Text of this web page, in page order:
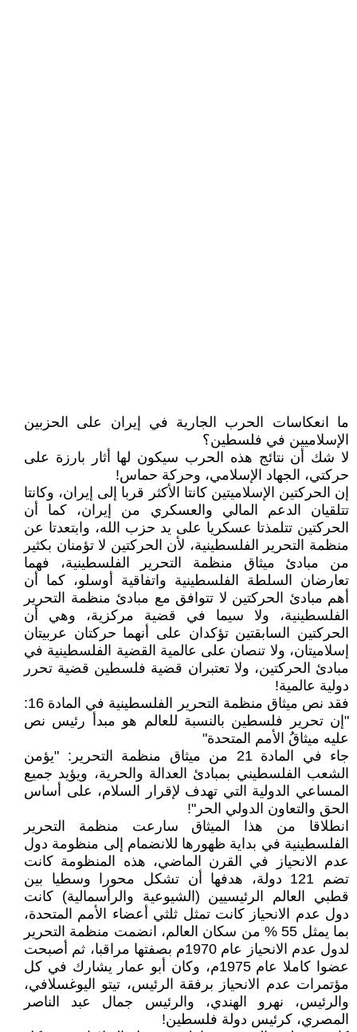
ما انعكاسات الحرب الجارية في إيران على الحزبين
الإسلاميين في فلسطين؟
لا شك أن نتائج هذه الحرب سيكون لها أثار بارزة على
حركتي، الجهاد الإسلامي، وحركة حماس!
إن الحركتين الإسلاميتين كانتا الأكثر قربا إلى إيران، وكانتا
تتلقيان الدعم المالي والعسكري من إيران، كما أن
الحركتين تتلمذتا عسكريا على يد حزب الله، وابتعدتا عن
منظمة التحرير الفلسطينية، لأن الحركتين لا تؤمنان بكثير
من مبادئ ميثاق منظمة التحرير الفلسطينية، فهما
تعارضان السلطة الفلسطينية واتفاقية أوسلو، كما أن
أهم مبادئ الحركتين لا تتوافق مع مبادئ منظمة التحرير
الفلسطينية، ولا سيما في قضية مركزية، وهي أن
الحركتين السابقتين تؤكدان على أنهما حركتان عربيتان
إسلاميتان، ولا تنصان على عالمية القضية الفلسطينية في
مبادئ الحركتين، ولا تعتبران قضية فلسطين قضية تحرر
دولية عالمية!
فقد نص ميثاق منظمة التحرير الفلسطينية في المادة 16:
"إن تحرير فلسطين بالنسبة للعالم هو مبدأ رئيس نص
عليه ميثاقُ الأمم المتحدة"
جاء في المادة 21 من ميثاق منظمة التحرير: "يؤمن
الشعب الفلسطيني بمبادئ العدالة والحرية، ويؤيد جميع
المساعي الدولية التي تهدف لإقرار السلام، على أساس
الحق والتعاون الدولي الحر"!
انطلاقا من هذا الميثاق سارعت منظمة التحرير
الفلسطينية في بداية ظهورها للانضمام إلى منظومة دول
عدم الانحياز في القرن الماضي، هذه المنظومة كانت
تضم 121 دولة، هدفها أن تشكل محورا وسطيا بين
قطبي العالم الرئيسيين (الشيوعية والرأسمالية) كانت
دول عدم الانحياز كانت تمثل ثلثي أعضاء الأمم المتحدة،
بما يمثل 55 % من سكان العالم، انضمت منظمة التحرير
لدول عدم الانحياز عام 1970م بصفتها مراقبا، ثم أصبحت
عضوا كاملا عام 1975م، وكان أبو عمار يشارك في كل
مؤتمرات عدم الانحياز برفقة الرئيس، تيتو اليوغسلافي،
والرئيس، نهرو الهندي، والرئيس جمال عبد الناصر
المصري، كرئيس دولة فلسطين!